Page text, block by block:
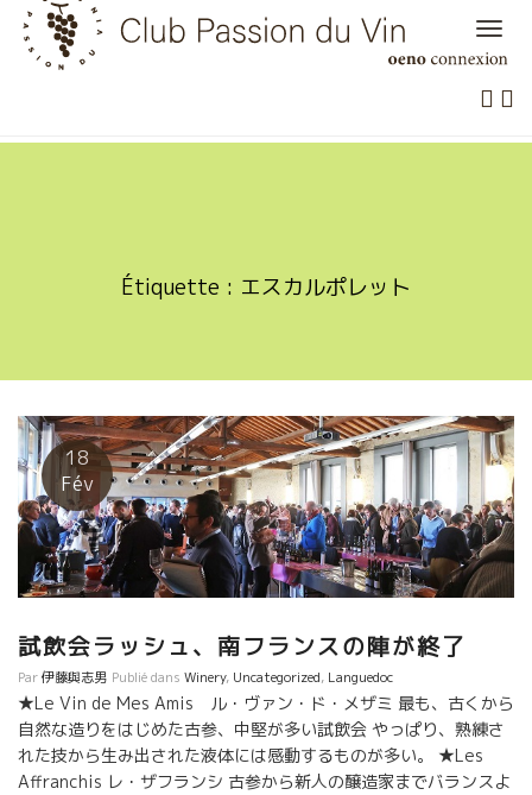
Skip
content
Étiquette : エスカルポレット
18
Fév
試飲会ラッシュ、南フランスの陣が終了
Par伊藤與志男 Publié dans Winery, Uncategorized, Languedoc
★Le Vin de Mes Amis ル・ヴァン・ド・メザミ 最も、古くから
自然な造りをはじめた古参、中堅が多い試飲会 やっぱり、熟練さ
れた技から生み出された液体には感動するものが多い。 ★Les
Affranchis レ・ザフランシ 古参から新人の醸造家までバランスよ